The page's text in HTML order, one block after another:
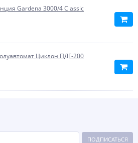
Gardena 3000/4 Classic
Циклон ПДГ-200
ПОДПИСАТЬСЯ